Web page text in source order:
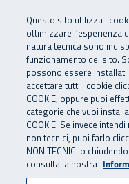
INAIL -
Navigazione - Ti trovi in:
Home Ricerca e
Area salute sul lavoro
Rischi psicosociali e
stress lavoro-correlato
Questo sito utilizza i
ottimizzare l’esperienza
natura tecnica sono
funzionamento del sito.
possono essere
accettare tutti i cookie
COOKIE, oppure puoi
categorie che vuoi
COOKIE. Se invece
non tecnici, puoi farlo
NON TECNICI o
consulta la nostra